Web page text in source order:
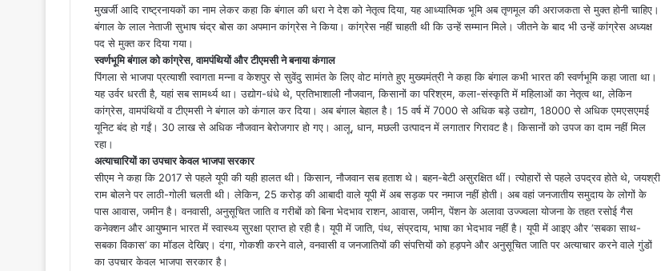
मुखर्जी आदि राष्ट्रनायकों का नाम लेकर कहा कि बंगाल की धरा ने देश को नेतृत्व दिया, यह आध्यात्मिक भूमि अब तृणमूल की अराजकता से मुक्त होनी चाहिए।
बंगाल के लाल नेताजी सुभाष चंद्र बोस का अपमान कांग्रेस ने किया। कांग्रेस नहीं चाहती थी कि उन्हें सम्मान मिले। जीतने के बाद भी उन्हें कांग्रेस अध्यक्ष
पद से मुक्त कर दिया गया।
स्वर्णभूमि बंगाल को कांग्रेस, वामपंथियों और टीएमसी ने बनाया कंगाल
पिंगला से भाजपा प्रत्याशी स्वागता मन्ना व केशपुर से सुवेंदु सामंत के लिए वोट मांगते हुए मुख्यमंत्री ने कहा कि बंगाल कभी भारत की स्वर्णभूमि कहा जाता था।
यह उर्वर धरती है, यहां सब सामर्थ्य था। उद्योग-धंधे थे, प्रतिभाशाली नौजवान, किसानों का परिश्रम, कला-संस्कृति में महिलाओं का नेतृत्व था, लेकिन
कांग्रेस, वामपंथियों व टीएमसी ने बंगाल को कंगाल कर दिया। अब बंगाल बेहाल है। 15 वर्ष में 7000 से अधिक बड़े उद्योग, 18000 से अधिक एमएसएमई
यूनिट बंद हो गईं। 30 लाख से अधिक नौजवान बेरोजगार हो गए। आलू, धान, मछली उत्पादन में लगातार गिरावट है। किसानों को उपज का दाम नहीं मिल
रहा।
अत्याचारियों का उपचार केवल भाजपा सरकार
सीएम ने कहा कि 2017 से पहले यूपी की यही हालत थी। किसान, नौजवान सब हताश थे। बहन-बेटी असुरक्षित थीं। त्योहारों से पहले उपद्रव होते थे, जयश्री
राम बोलने पर लाठी-गोली चलती थी। लेकिन, 25 करोड़ की आबादी वाले यूपी में अब सड़क पर नमाज नहीं होती। अब वहां जनजातीय समुदाय के लोगों के
पास आवास, जमीन है। वनवासी, अनुसूचित जाति व गरीबों को बिना भेदभाव राशन, आवास, जमीन, पेंशन के अलावा उज्ज्वला योजना के तहत रसोई गैस
कनेक्शन और आयुष्मान भारत में स्वास्थ्य सुरक्षा प्राप्त हो रही है। यूपी में जाति, पंथ, संप्रदाय, भाषा का भेदभाव नहीं है। यूपी में आइए और ‘सबका साथ-
सबका विकास’ का मॉडल देखिए। दंगा, गोकशी करने वाले, वनवासी व जनजातियों की संपत्तियों को हड़पने और अनुसूचित जाति पर अत्याचार करने वाले गुंडों
का उपचार केवल भाजपा सरकार है।